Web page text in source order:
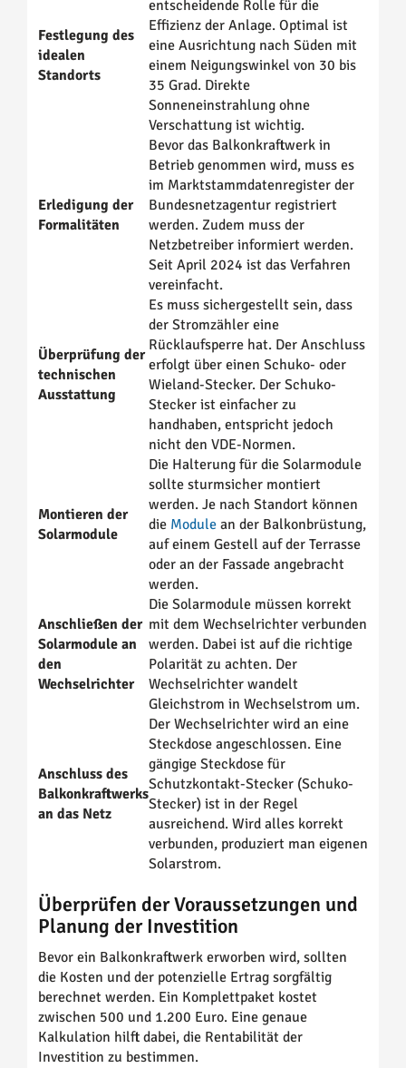
Festlegung des
idealen
Standorts
entscheidende Rolle für die
Effizienz der Anlage. Optimal ist
eine Ausrichtung nach Süden mit
einem Neigungswinkel von 30 bis
35 Grad. Direkte
Sonneneinstrahlung ohne
Verschattung ist wichtig.
Erledigung der
Formalitäten
Bevor das Balkonkraftwerk in
Betrieb genommen wird, muss es
im Marktstammdatenregister der
Bundesnetzagentur registriert
werden. Zudem muss der
Netzbetreiber informiert werden.
Seit April 2024 ist das Verfahren
vereinfacht.
Überprüfung der
technischen
Ausstattung
Es muss sichergestellt sein, dass
der Stromzähler eine
Rücklaufsperre hat. Der Anschluss
erfolgt über einen Schuko- oder
Wieland-Stecker. Der Schuko-
Stecker ist einfacher zu
handhaben, entspricht jedoch
nicht den VDE-Normen.
Montieren der
Solarmodule
Die Halterung für die Solarmodule
sollte sturmsicher montiert
werden. Je nach Standort können
die Module an der Balkonbrüstung,
auf einem Gestell auf der Terrasse
oder an der Fassade angebracht
werden.
Anschließen der
Solarmodule an
den
Wechselrichter
Die Solarmodule müssen korrekt
mit dem Wechselrichter verbunden
werden. Dabei ist auf die richtige
Polarität zu achten. Der
Wechselrichter wandelt
Gleichstrom in Wechselstrom um.
Anschluss des
Balkonkraftwerks
an das Netz
Der Wechselrichter wird an eine
Steckdose angeschlossen. Eine
gängige Steckdose für
Schutzkontakt-Stecker (Schuko-
Stecker) ist in der Regel
ausreichend. Wird alles korrekt
verbunden, produziert man eigenen
Solarstrom.
Überprüfen der Voraussetzungen und
Planung der Investition
Bevor ein Balkonkraftwerk erworben wird, sollten
die Kosten und der potenzielle Ertrag sorgfältig
berechnet werden. Ein Komplettpaket kostet
zwischen 500 und 1.200 Euro. Eine genaue
Kalkulation hilft dabei, die Rentabilität der
Investition zu bestimmen.